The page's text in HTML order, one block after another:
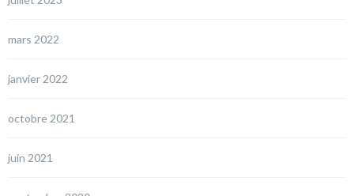
mars 2022
janvier 2022
octobre 2021
juin 2021